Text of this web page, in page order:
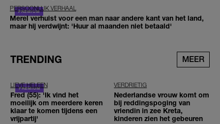
PERSOONLIJK VERHAAL
Merel verhuist voor een man naar andere kant van het land,
maar hij verdwijnt: 'Huur al maanden niet betaald'
TRENDING MEER
LIEVE HELEEN
Fred (55): 'Ik vind het
moeilijk om meerdere keren
klaar te komen tijdens een
vrijpartij'
VERDRIETIG
Nederlandse vrouw komt om
bij reddingspoging van
vriendin in zee Kreta,
kinderen zien het gebeuren